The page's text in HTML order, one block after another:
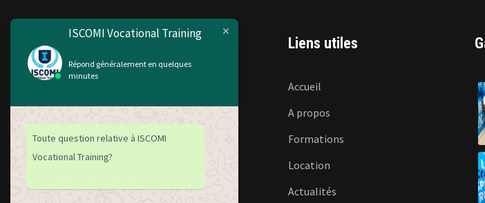
Institut Supérieur de Commerce,
Liens utiles
Accueil
A propos
Formations
Location
Actualités
ISCOMI Vocational Training
Répond généralement en quelques
minutes
Toute question relative à ISCOMI
Vocational Training?